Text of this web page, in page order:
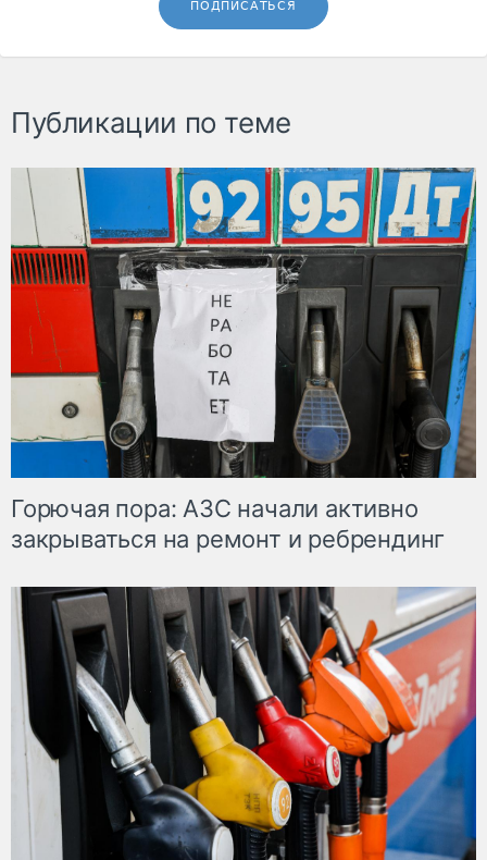
ПОДПИСАТЬСЯ
Публикации по теме
Горючая пора: АЗС начали активно
закрываться на ремонт и ребрендинг